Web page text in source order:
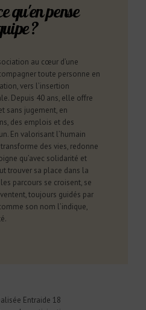
qu'en pense
?
au cœur d’une
toute personne en
vers l’insertion
Depuis 40 ans, elle offre
sans jugement, en
des emplois et des
En valorisant l’humain
des vies, redonne
qu’avec solidarité et
trouver sa place dans la
parcours se croisent, se
toujours guidés par
son nom l’indique,
Entraide 18